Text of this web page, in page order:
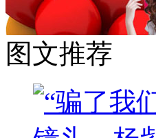
图文推荐